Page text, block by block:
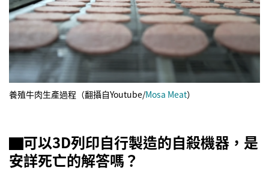
養殖牛肉生產過程（翻攝自Youtube/Mosa Meat）
▇可以3D列印自行製造的自殺機器，是
安詳死亡的解答嗎？